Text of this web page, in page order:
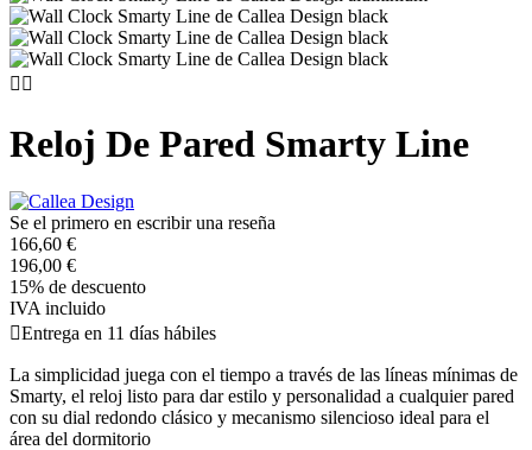
 
Reloj De Pared Smarty Line
Se el primero en escribir una reseña
166,60 €
196,00 €
15% de descuento
IVA incluido
Entrega en 11 días hábiles
La simplicidad juega con el tiempo a través de las líneas mínimas de
Smarty, el reloj listo para dar estilo y personalidad a cualquier pared
con su dial redondo clásico y mecanismo silencioso ideal para el
área del dormitorio